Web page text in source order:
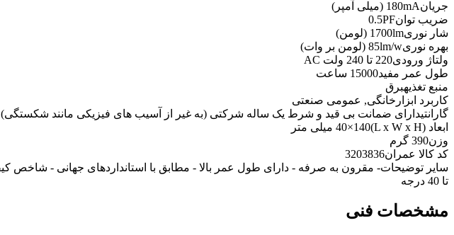
جریان180mA (میلی آمپر)
ضریب توان0.5PF
شار نوری1700lm (لومن)
بهره نوری85lm/w (لومن بر وات)
ولتاژ ورودی220 تا 240 ولت AC
طول عمر مفید15000 ساعت
منبع تغذیهبرق
کاربرد ابزار خانگی, عمومی صنعتی
گارانتیدارای ضمانت بی قید و شرط یک ساله شرکتی (به غیر از آسیب های فیزیکی مانند شکستگی)
ابعاد (L x W x H)
40×140 میلی متر
وزن390 گرم
کد کالا عمران3203836
سایر توضیحات
تا 40 درجه
مشخصات فنی